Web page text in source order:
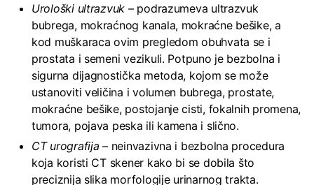
Urološki ultrazvuk – podrazumeva ultrazvuk
bubrega, mokraćnog kanala, mokraćne bešike, a
kod muškaraca ovim pregledom obuhvata se i
prostata i semeni vezikuli. Potpuno je bezbolna i
sigurna dijagnostička metoda, kojom se može
ustanoviti veličina i volumen bubrega, prostate,
mokraćne bešike, postojanje cisti, fokalnih promena,
tumora, pojava peska ili kamena i slično.
CT urografija– neinvazivna i bezbolna procedura
koja koristi CT skener kako bi se dobila što
preciznija slika morfologije urinarnog trakta.